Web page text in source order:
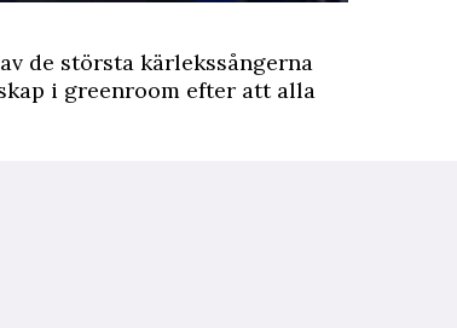
de största kärlekssångerna
i greenroom efter att alla